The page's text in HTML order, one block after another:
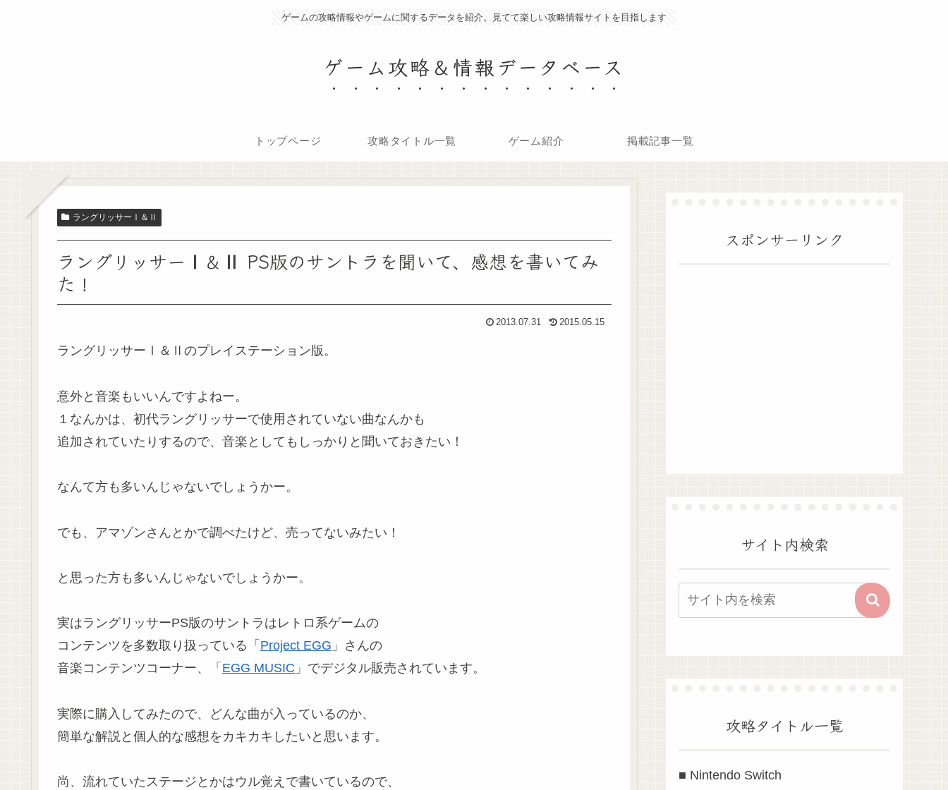
ゲームの攻略情報やゲームに関するデータを紹介。見てて楽しい攻略情報サイトを目指します
ゲーム攻略＆情報データベース
トップページ 攻略タイトル一覧 ゲーム紹介 掲載記事一覧
ラングリッサーⅠ＆Ⅱ
ラングリッサーⅠ＆Ⅱ PS版のサントラを聞いて、感想を書いてみ
た！
2013.07.31 2015.05.15
ラングリッサーⅠ＆Ⅱのプレイステーション版。
意外と音楽もいいんですよねー。
１なんかは、初代ラングリッサーで使用されていない曲なんかも
追加されていたりするので、音楽としてもしっかりと聞いておきたい！
なんて方も多いんじゃないでしょうかー。
でも、アマゾンさんとかで調べたけど、売ってないみたい！
と思った方も多いんじゃないでしょうかー。
実はラングリッサーPS版のサントラはレトロ系ゲームの
コンテンツを多数取り扱っている「 Project EGG 」さんの
音楽コンテンツコーナー、「 EGG MUSIC 」でデジタル販売されています。
実際に購入してみたので、どんな曲が入っているのか、
簡単な解説と個人的な感想をカキカキしたいと思います。
尚、流れていたステージとかはウル覚えで書いているので、
スポンサーリンク
サイト内検索
攻略タイトル一覧
■ Nintendo Switch